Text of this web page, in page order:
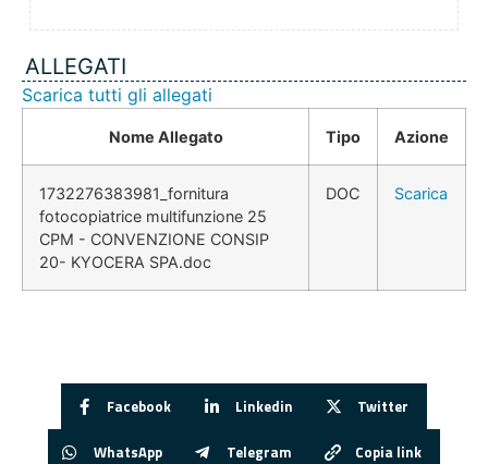
ALLEGATI
Scarica tutti gli allegati
Nome Allegato Tipo Azione
1732276383981_fornitura
fotocopiatrice multifunzione 25
CPM - CONVENZIONE CONSIP
20- KYOCERA SPA.doc
DOC Scarica
Facebook Linkedin Twitter
WhatsApp Telegram Copia link